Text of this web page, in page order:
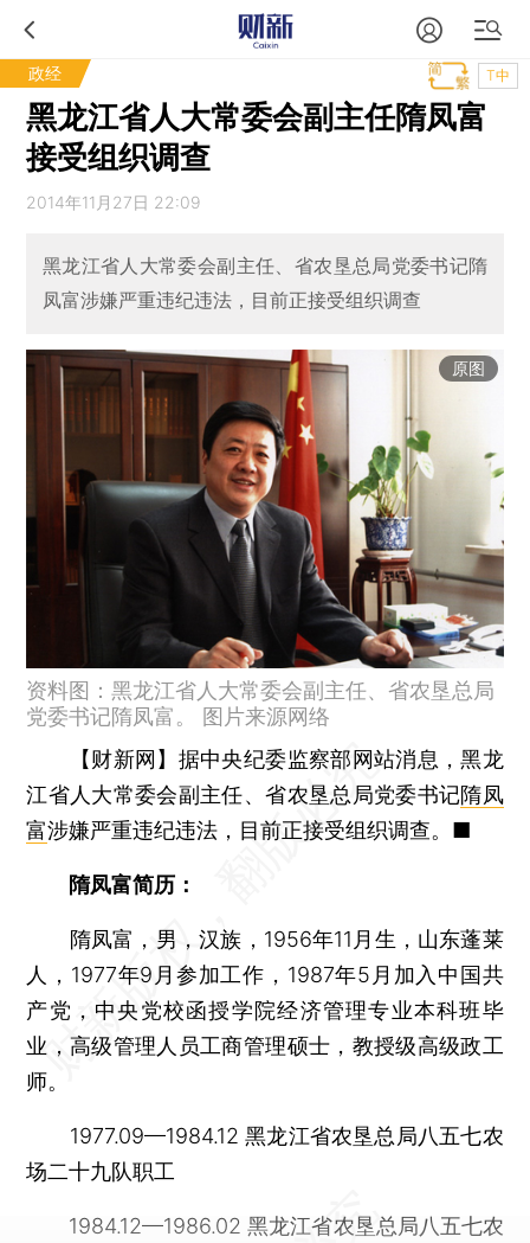
政经 T中
黑龙江省人大常委会副主任隋凤富
接受组织调查
2014年11月27日 22:09
黑龙江省人大常委会副主任、省农垦总局党委书记隋
凤富涉嫌严重违纪违法，目前正接受组织调查
原图
资料图：黑龙江省人大常委会副主任、省农垦总局
党委书记隋凤富。 图片来源网络
【财新网】 据中央纪委监察部网站消息，黑龙
江省人大常委会副主任、省农垦总局党委书记隋凤
富涉嫌严重违纪违法，目前正接受组织调查。■
隋凤富简历：
隋凤富，男，汉族，1956年11月生，山东蓬莱
人，1977年9月参加工作，1987年5月加入中国共
产党，中央党校函授学院经济管理专业本科班毕
业，高级管理人员工商管理硕士，教授级高级政工
师。
1977.09—1984.12 黑龙江省农垦总局八五七农
场二十九队职工
1984.12—1986.02 黑龙江省农垦总局八五七农